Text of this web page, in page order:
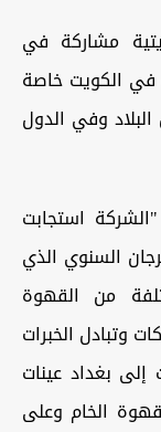
مشاركة في
في الكويت خاصة
وفي الدول
استجابت
السنوي الذي
من القهوة
وتبادل الخبرات
بغداد عينات
الخام وعلى